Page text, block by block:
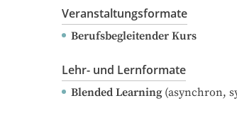
Veranstaltungsformate
Berufsbegleitender Kurs
Lehr- und Lernformate
Blended Learning(asynchron,